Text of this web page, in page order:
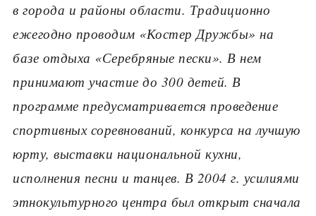
в города и районы области. Традиционно
ежегодно проводим «Костер Дружбы» на
базе отдыха «Серебряные пески». В нем
принимают участие до 300 детей. В
программе предусматривается проведение
спортивных соревнований, конкурса на лучшую
юрту, выставки национальной кухни,
исполнения песни и танцев. В 2004 г. усилиями
этнокультурного центра был открыт сначала